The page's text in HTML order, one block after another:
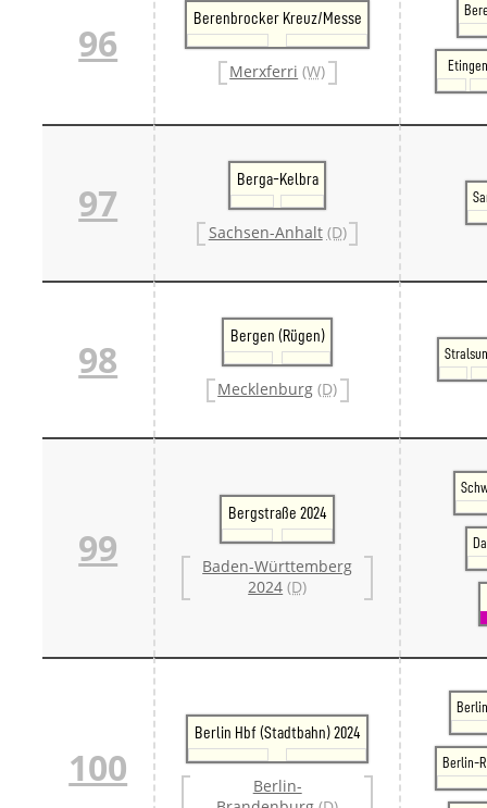
96
Berenbrocker Kreuz/Messe
Merxferri (W) Etingen
97
Berga-Kelbra
Sachsen-Anhalt (D)
98
Bergen (Rügen)
Mecklenburg (D)
99
Bergstraße 2024
Baden-Württemberg
2024 (D)
100
Berlin Hbf (Stadtbahn) 2024
Berlin-
Berlin-